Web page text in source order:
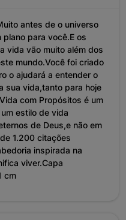
antes de o universo
para você.E os
vida vão muito além dos
mundo.Você foi criado
o ajudará a entender o
sua vida,tanto para hoje
com Propósitos é um
estilo de vida
de Deus,e não em
1.200 citações
inspirada na
viver.Capa
cm